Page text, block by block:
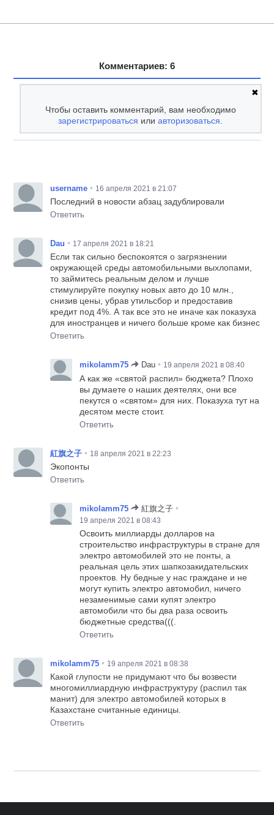
Комментариев: 6
✖
Чтобы оставить комментарий, вам необходимо
зарегистрироваться илиавторизоваться.
username • 16 апреля 2021 в 21:07
Последний в новости абзац задублировали
Ответить
Dau • 17 апреля 2021 в 18:21
Если так сильно беспокоятся о загрязнении
окружающей среды автомобильными выхлопами,
то займитесь реальным делом и лучше
стимулируйте покупку новых авто до 10 млн.,
снизив цены, убрав утильсбор и предоставив
кредит под 4%. А так все это не иначе как показуха
для иностранцев и ничего больше кроме как бизнес
Ответить
mikolamm75 Dau • 19 апреля 2021 в 08:40
А как же «святой распил» бюджета? Плохо
вы думаете о наших деятелях, они все
пекутся о «святом» для них. Показуха тут на
десятом месте стоит.
Ответить
紅旗之子 • 18 апреля 2021 в 22:23
Экопонты
Ответить
mikolamm75 紅旗之子 •
19 апреля 2021 в 08:43
Освоить миллиарды долларов на
строительство инфраструктуры в стране для
электро автомобилей это не понты, а
реальная цель этих шапкозакидательских
проектов. Ну бедные у нас граждане и не
могут купить электро автомобил, ничего
незаменимые сами купят электро
автомобили что бы два раза освоить
бюджетные средства(((.
Ответить
mikolamm75 • 19 апреля 2021 в 08:38
Какой глупости не придумают что бы возвести
многомиллиардную инфраструктуру (распил так
манит) для электро автомобилей которых в
Казахстане считанные единицы.
Ответить